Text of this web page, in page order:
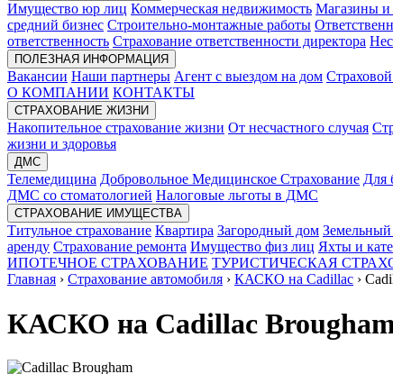
Имущество юр лиц Коммерческая недвижимость Магазины и
средний бизнес Строительно-монтажные работы
ответственность Страхование ответственности директора
ПОЛЕЗНАЯ ИНФОРМАЦИЯ
Вакансии Наши партнеры Агент с выездом на дом
О КОМПАНИИ КОНТАКТЫ
СТРАХОВАНИЕ ЖИЗНИ
Накопительное страхование жизни От несчастного случая
жизни и здоровья
ДМС
Телемедицина Добровольное Медицинское Страхование Для
ДМС со стоматологией Налоговые льготы в ДМС
СТРАХОВАНИЕ ИМУЩЕСТВА
Титульное страхование Квартира Загородный дом Земельный
аренду Страхование ремонта Имущество физ лиц Яхты и
ИПОТЕЧНОЕ СТРАХОВАНИЕ ТУРИСТИЧЕСКАЯ
Главная › Страхование автомобиля › КАСКО на Cadillac ›
КАСКО на Cadillac